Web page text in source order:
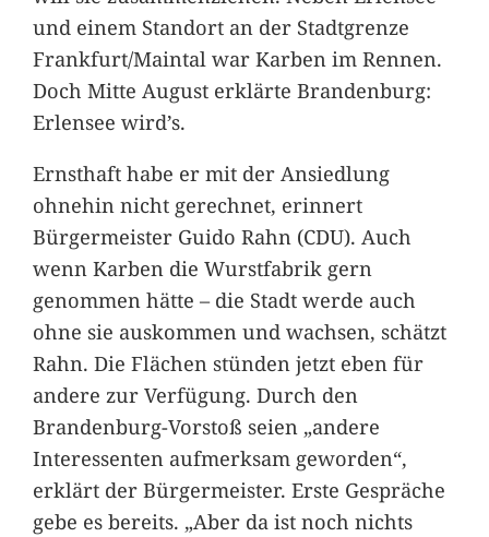
und einem Standort an der Stadtgrenze
Frankfurt/Maintal war Karben im Rennen.
Doch Mitte August erklärte Brandenburg:
Erlensee wird’s.
Ernsthaft habe er mit der Ansiedlung
ohnehin nicht gerechnet, erinnert
Bürgermeister Guido Rahn (CDU). Auch
wenn Karben die Wurstfabrik gern
genommen hätte – die Stadt werde auch
ohne sie auskommen und wachsen, schätzt
Rahn. Die Flächen stünden jetzt eben für
andere zur Verfügung. Durch den
Brandenburg-Vorstoß seien „andere
Interessenten aufmerksam geworden“,
erklärt der Bürgermeister. Erste Gespräche
gebe es bereits. „Aber da ist noch nichts